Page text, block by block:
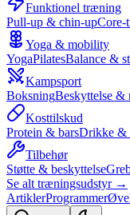
Funktionel træning
Pull-up & chin-up
Yoga & mobility
YogaPilatesBalance &
Kampsport
BoksningBeskyttelse &
Kosttilskud
Protein & barsDrikke &
Tilbehør
Støtte & beskyttelse
Se alt træningsudstyr →
ArtiklerProgrammer